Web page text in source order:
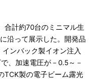
計約70台のミニマル生
沿って展示した。開発品
ンバック製イオン注入
、加速電圧が－0.5～－
TCK製の電子ビーム露光